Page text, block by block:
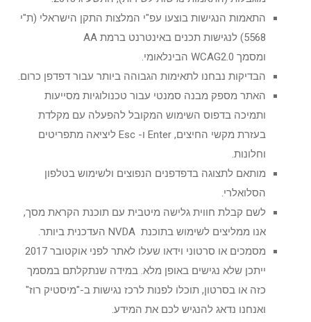
התאמות הנגישות בוצעו עפ"י המלצות התקן הישראלי (ת"י
5568) לנגישות תכנים באינטרנט ברמת AA
ומסמך WCAG2.0 הבינלאומי.
הבדיקות נבחנו לתאימות הגבוהה ביותר עבור דפדפן כרום.
האתר מספק מבנה סמנטי עבור טכנולוגיות מסייעות
ותמיכה בדפוס השימוש המקובל להפעלה עם מקלדת
בעזרת מקשי החיצים, Enter ו- Esc ליציאה מתפריטים
וחלונות.
מותאם לתצוגה בדפדפנים הנפוצים ולשימוש בטלפון
הסלואלרי.
לשם קבלת חווית גלישה מיטבית עם תוכנת הקראת מסך,
אנו ממליצים לשימוש בתוכנת NVDA העדכנית ביותר.
מסמכים או סרטוני וידאו שעלו לאתר לפני אוקטובר 2017
ייתכן שלא נגישים באופן מלא. במידה שנתקלתם במסמך
כזה או בסרטון, תוכלו לפנות לרכז נגישות ב-"מיסטיק רוז"
ואנחנו נדאג להנגיש לכם את המידע.